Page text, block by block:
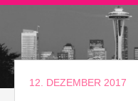
Zum
springen
12. DEZEMBER 2017